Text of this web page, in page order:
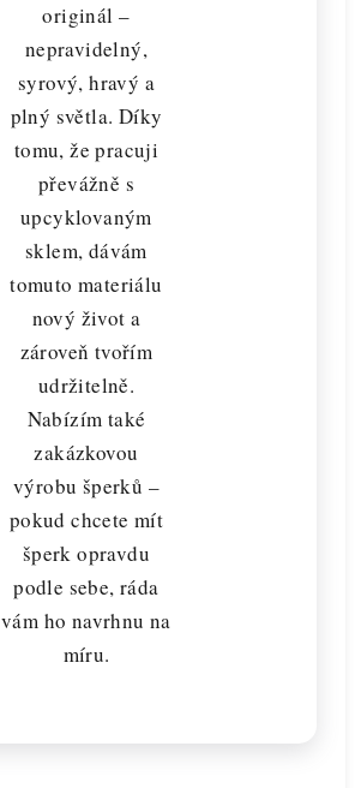
originál –
nepravidelný,
syrový, hravý a
plný světla. Díky
tomu, že pracuji
převážně s
upcyklovaným
sklem, dávám
tomuto materiálu
nový život a
zároveň tvořím
udržitelně.
Nabízím také
zakázkovou
výrobu šperků –
pokud chcete mít
šperk opravdu
podle sebe, ráda
vám ho navrhnu na
míru.